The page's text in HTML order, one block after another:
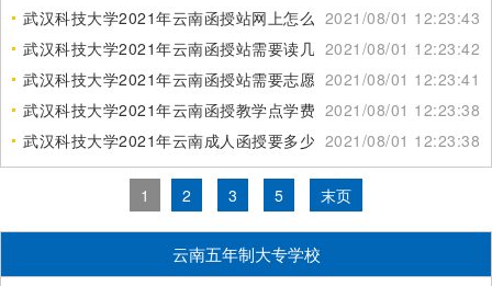
武汉科技大学2021年云南函授站网上怎么报名2021/08/01 12:23:43
武汉科技大学2021年云南函授站需要读几年2021/08/01 12:23:42
武汉科技大学2021年云南函授站需要志愿吗2021/08/01 12:23:41
武汉科技大学2021年云南函授教学点学费标准2021/08/01 12:23:38
武汉科技大学2021年云南成人函授要多少分2021/08/01 12:23:38
1 2 3 5 末页
云南五年制大专学校